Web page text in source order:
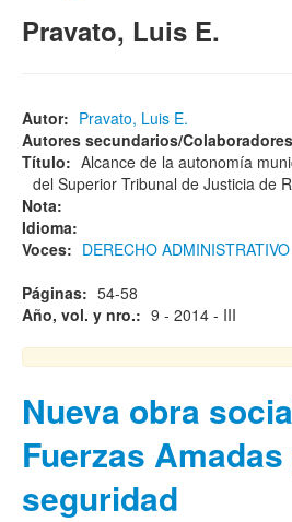
Pravato, Luis E.
Autor: Pravato, Luis E.
Autores secundarios/
Título: Alcance de la autonomía
del Superior Tribunal de Justicia de
Nota:
Idioma:
Voces: DERECHO ADMINISTRATIVO
Páginas: 54-58
Año, vol. y nro.: 9 - 2014 - III
Nueva obra
Fuerzas
seguridad